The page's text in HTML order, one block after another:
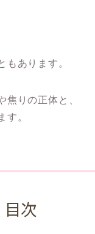
もあります。
焦りの正体と、
す。
目次